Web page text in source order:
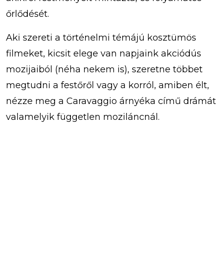
őrlődését.
Aki szereti a történelmi témájú kosztümös
filmeket, kicsit elege van napjaink akciódús
mozijaiból (néha nekem is), szeretne többet
megtudni a festőről vagy a korról, amiben élt,
nézze meg a Caravaggio árnyéka című drámát
valamelyik független moziláncnál.